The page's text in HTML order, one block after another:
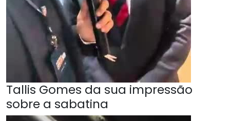
Tallis Gomes da sua impressão
sobre a sabatina